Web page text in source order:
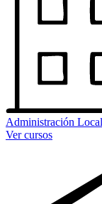
Administración Local
Ver cursos